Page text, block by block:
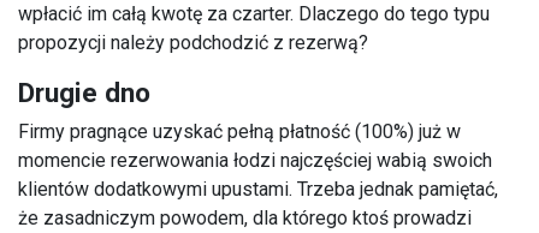
wpłacić im całą kwotę za czarter. Dlaczego do tego typu
propozycji należy podchodzić z rezerwą?
Drugie dno
Firmy pragnące uzyskać pełną płatność (100%) już w
momencie rezerwowania łodzi najczęściej wabią swoich
klientów dodatkowymi upustami. Trzeba jednak pamiętać,
że zasadniczym powodem, dla którego ktoś prowadzi